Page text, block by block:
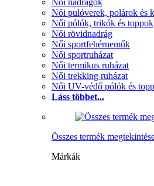
Női nadrágok
Női pulóverek, polárok és
Női pólók, trikók és toppok
Női rövidnadrág
Női sportfehérneműk
Női sportruházat
Női termikus ruházat
Női trekking ruházat
Női UV-védő pólók és
Láss többet...
Összes termék
Márkák